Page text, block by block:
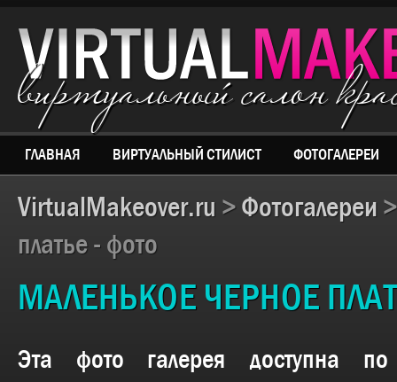
виртуальный салон
ГЛАВНАЯ ВИРТУАЛЬНЫЙ СТИЛИСТ ФОТОГАЛЕРЕИ
VirtualMakeover.ru > Фотогалереи
платье - фото
МАЛЕНЬКОЕ ЧЕРНОЕ
Эта фото галерея доступна